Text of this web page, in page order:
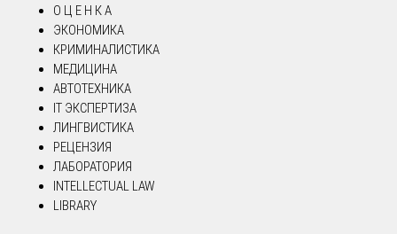
О Ц Е Н К А
ЭКОНОМИКА
КРИМИНАЛИСТИКА
МЕДИЦИНА
АВТОТЕХНИКА
IT ЭКСПЕРТИЗА
ЛИНГВИСТИКА
РЕЦЕНЗИЯ
ЛАБОРАТОРИЯ
INTELLECTUAL LAW
LIBRARY